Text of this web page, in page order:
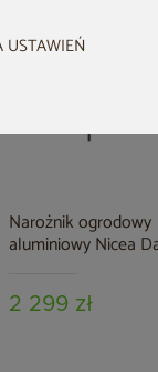
USTAWIEŃ
Narożnik ogrodowy
aluminiowy Nicea
2 299 zł